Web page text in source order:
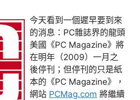
今天看到一個遲早要到來
的消息：PC雜誌界的龍頭
美國《PC Magazine》將
在明年（2009）一月之
後停刊；但停刊的只是紙
本的《PC Magazine》，
網站 PCMag.com 將繼續